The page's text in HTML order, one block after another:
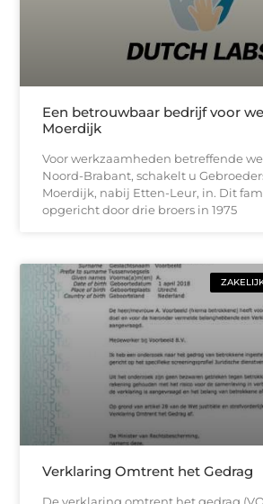
Een betrouwbaar bedrijf voor
Moerdijk
Voor werkzaamheden betreffende
Noord-Brabant, schakelt u
Moerdijk, nabij Etten-Leur, in. Dit
opgericht door drie broers in 1975
Verklaring Omtrent het Gedrag